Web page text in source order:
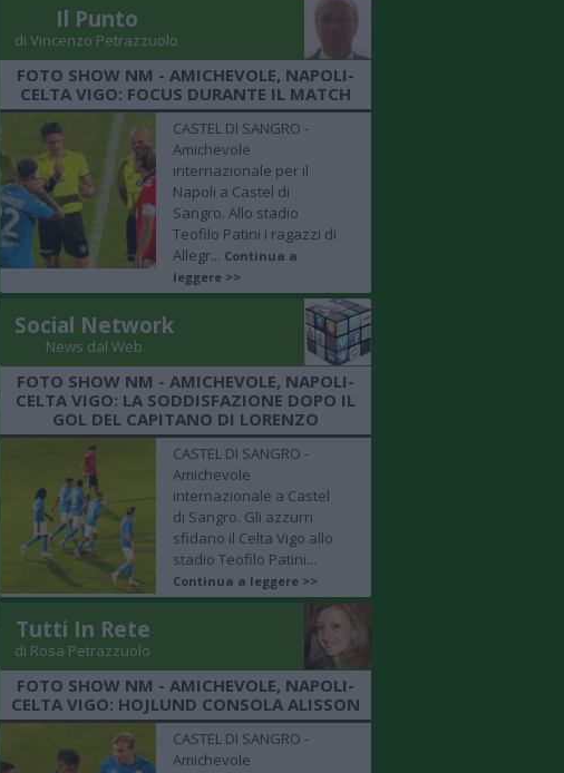
Il Punto
di Vincenzo Petrazzuolo
FOTO SHOW NM - AMICHEVOLE, NAPOLI-
CELTA VIGO: FOCUS DURANTE IL MATCH
CASTEL DI SANGRO -
Amichevole
internazionale per il
Napoli a Castel di
Sangro. Allo stadio
Teofilo Patini i ragazzi di
Allegr... Continua a
leggere >>
Social Network
News dal Web
FOTO SHOW NM - AMICHEVOLE, NAPOLI-
CELTA VIGO: LA SODDISFAZIONE DOPO IL
GOL DEL CAPITANO DI LORENZO
CASTEL DI SANGRO -
Amichevole
internazionale a Castel
di Sangro. Gli azzurri
sfidano il Celta Vigo allo
stadio Teofilo Patini...
Continua a leggere >>
Tutti In Rete
di Rosa Petrazzuolo
FOTO SHOW NM - AMICHEVOLE, NAPOLI-
CELTA VIGO: HOJLUND CONSOLA ALISSON
CASTEL DI SANGRO -
Amichevole